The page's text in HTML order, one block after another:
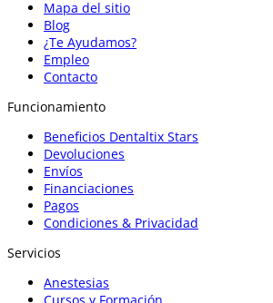
Mapa del sitio
Blog
¿Te Ayudamos?
Empleo
Contacto
Funcionamiento
Beneficios Dentaltix Stars
Devoluciones
Envíos
Financiaciones
Pagos
Condiciones & Privacidad
Servicios
Anestesias